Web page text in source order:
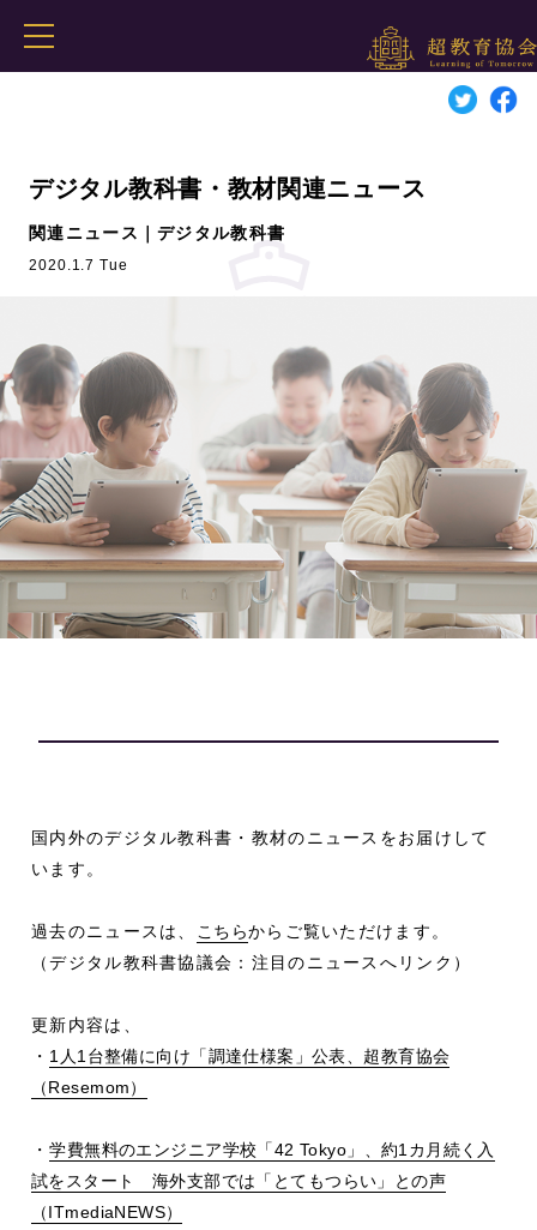
デジタル教科書・教材関連ニュース
関連ニュース｜デジタル教科書
2020.1.7 Tue
国内外のデジタル教科書・教材のニュースをお届けして
います。
過去のニュースは、 こちらからご覧いただけます。
（デジタル教科書協議会：注目のニュースへリンク）
更新内容は、
・ 1人1台整備に向け「調達仕様案」公表、超教育協会
（Resemom）
・学費無料のエンジニア学校「42 Tokyo」、約1カ月続く入
試をスタート 海外支部では「とてもつらい」との声
（ITmediaNEWS）